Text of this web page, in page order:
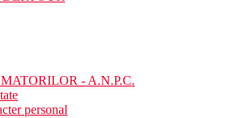
- A.N.P.C.
personal